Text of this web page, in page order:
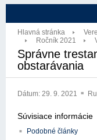
Hlavná stránka
Ročník 2021
Správne
obstarávania
Dátum: 29. 9. 2021
Súvisiace informácie
Podobné články